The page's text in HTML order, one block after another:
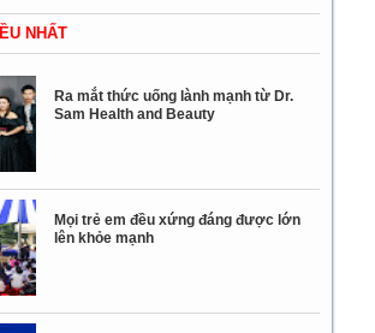
NHẤT
Ra mắt thức uống lành mạnh từ Dr.
Sam Health and Beauty
Mọi trẻ em đều xứng đáng được lớn
lên khỏe mạnh